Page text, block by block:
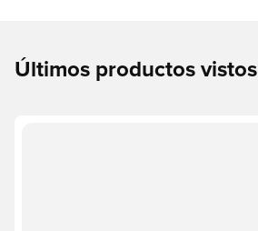
Últimos productos vistos